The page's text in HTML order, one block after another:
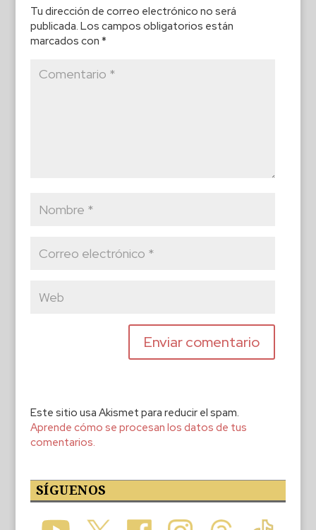
Tu dirección de correo electrónico no será
publicada. Los campos obligatorios están
marcados con *
Este sitio usa Akismet para reducir el spam.
Aprende cómo se procesan los datos de tus
comentarios.
SÍGUENOS